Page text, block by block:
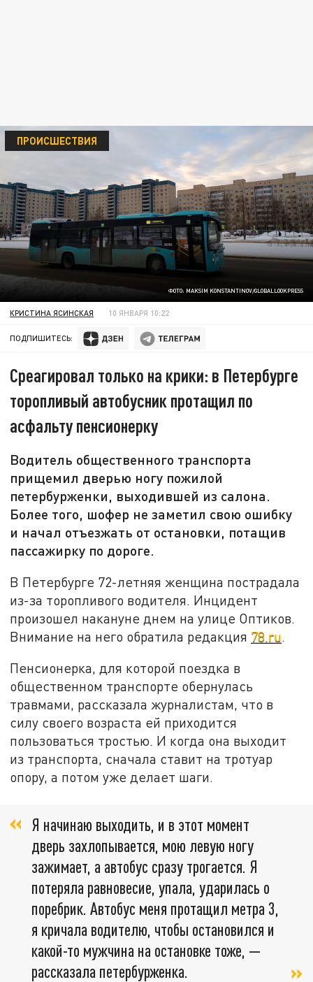
ФОТО: MAKSIM KONSTANTINOV/GLOBALLOOKPRESS
ПРОИСШЕСТВИЯ
КРИСТИНА ЯСИНСКАЯ 10 ЯНВАРЯ 10:22
ПОДПИШИТЕСЬ:
Среагировал только на крики: в Петербурге
торопливый автобусник протащил по
асфальту пенсионерку
Водитель общественного транспорта
прищемил дверью ногу пожилой
петербурженки, выходившей из салона.
Более того, шофер не заметил свою ошибку
и начал отъезжать от остановки, потащив
пассажирку по дороге.
В Петербурге 72-летняя женщина пострадала
из-за торопливого водителя. Инцидент
произошел накануне днем на улице Оптиков.
Внимание на него обратила редакция 78.ru.
Пенсионерка, для которой поездка в
общественном транспорте обернулась
травмами, рассказала журналистам, что в
силу своего возраста ей приходится
пользоваться тростью. И когда она выходит
из транспорта, сначала ставит на тротуар
опору, а потом уже делает шаги.
Я начинаю выходить, и в этот момент
дверь захлопывается, мою левую ногу
зажимает, а автобус сразу трогается. Я
потеряла равновесие, упала, ударилась о
поребрик. Автобус меня протащил метра 3,
я кричала водителю, чтобы остановился и
какой-то мужчина на остановке тоже, —
рассказала петербурженка.